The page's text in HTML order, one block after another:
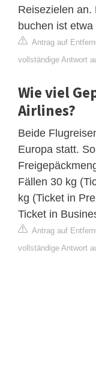
Reisezielen an.
buchen ist
Antrag auf
vollständige Antwort
Wie viel
Airlines?
Beide
Europa statt.
Fällen 30 kg
kg (Ticket in
Ticket in
Antrag auf
vollständige Antwort